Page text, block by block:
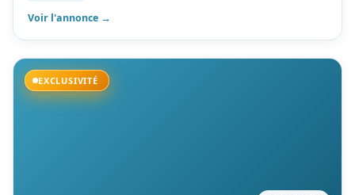
Voir l'annonce →
EXCLUSIVITÉ
Disponible